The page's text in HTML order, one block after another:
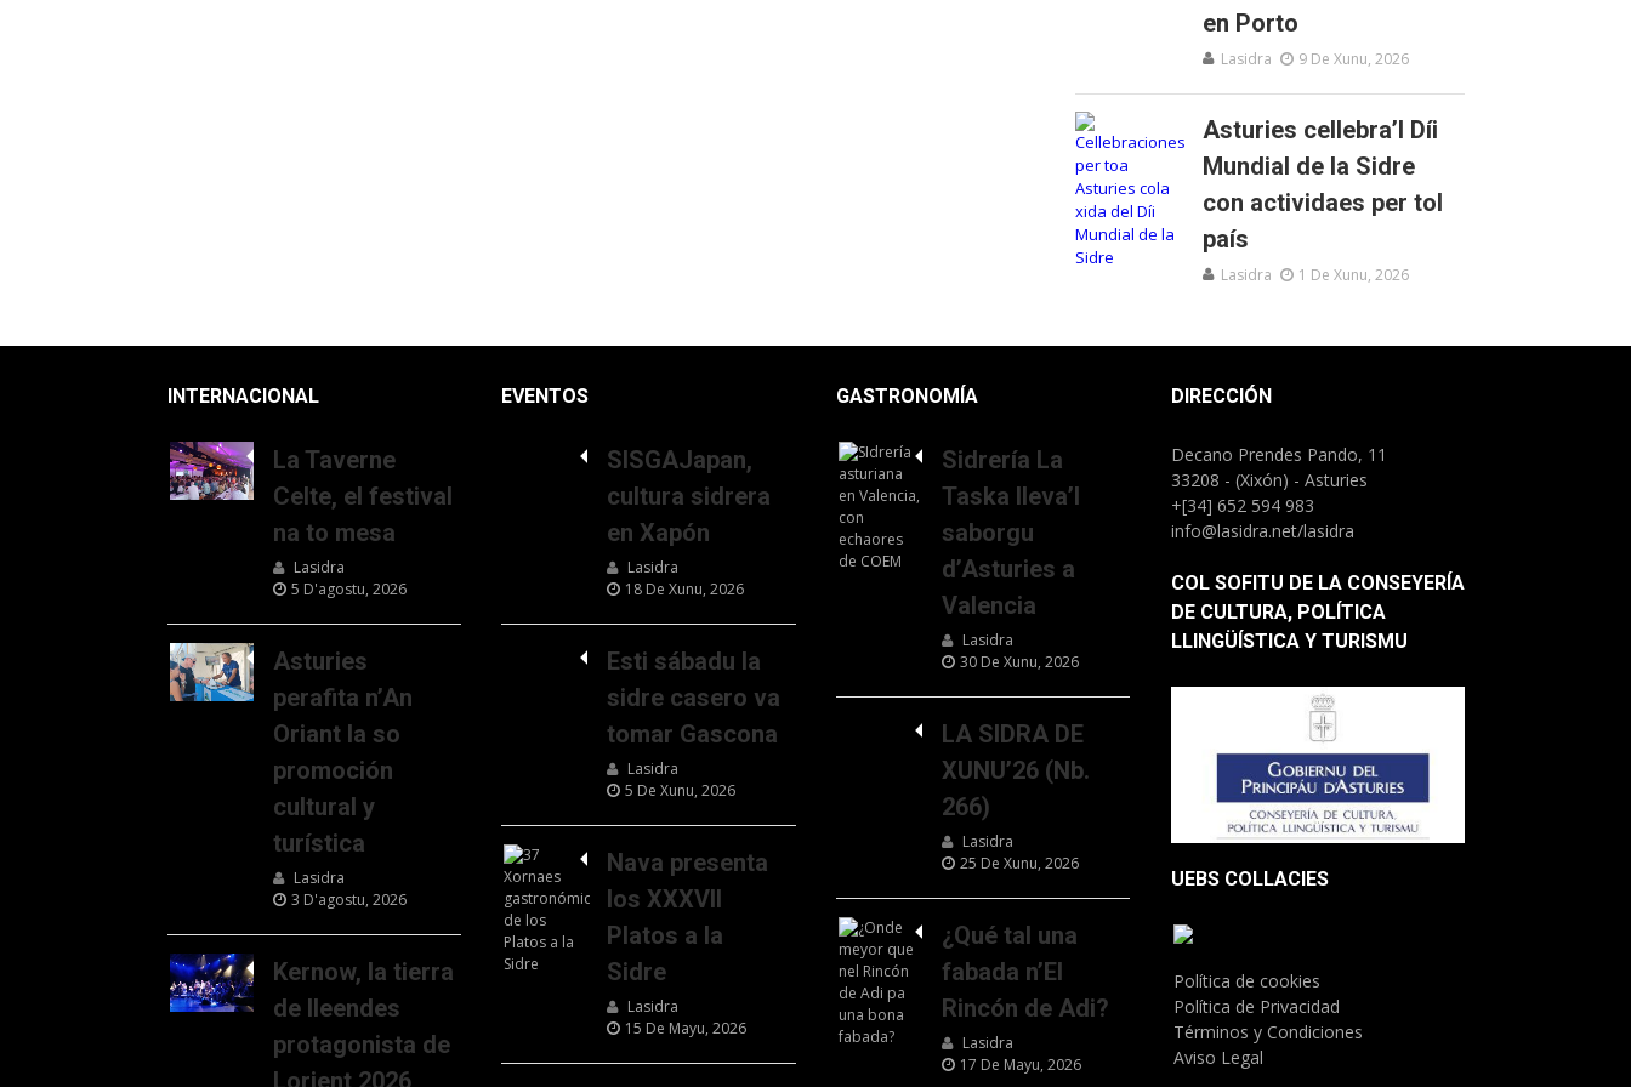
en Porto
Lasidra 9 De Xunu, 2026
Asturies cellebra’l Díi
Mundial de la Sidre
con actividaes per tol
país
Lasidra 1 De Xunu, 2026
INTERNACIONAL
La Taverne
Celte, el festival
na to mesa
Lasidra
5 D'agostu, 2026
Asturies
perafita n’An
Oriant la so
promoción
cultural y
turística
Lasidra
3 D'agostu, 2026
Kernow, la tierra
de lleendes
protagonista de
Lorient 2026
EVENTOS
SISGAJapan,
cultura sidrera
en Xapón
Lasidra
18 De Xunu, 2026
Esti sábadu la
sidre casero va
tomar Gascona
Lasidra
5 De Xunu, 2026
Nava presenta
los XXXVII
Platos a la
Sidre
Lasidra
15 De Mayu, 2026
GASTRONOMÍA
Sidrería La
Taska lleva’l
saborgu
d’Asturies a
Valencia
Lasidra
30 De Xunu, 2026
LA SIDRA DE
XUNU’26 (Nb.
266)
Lasidra
25 De Xunu, 2026
¿Qué tal una
fabada n’El
Rincón de Adi?
Lasidra
17 De Mayu, 2026
DIRECCIÓN
Decano Prendes Pando, 11
33208 - (Xixón) - Asturies
+[34] 652 594 983
info@lasidra.net/lasidra
COL SOFITU DE LA CONSEYERÍA
DE CULTURA, POLÍTICA
LLINGÜÍSTICA Y TURISMU
UEBS COLLACIES
Política de cookies
Política de Privacidad
Términos y Condiciones
Aviso Legal